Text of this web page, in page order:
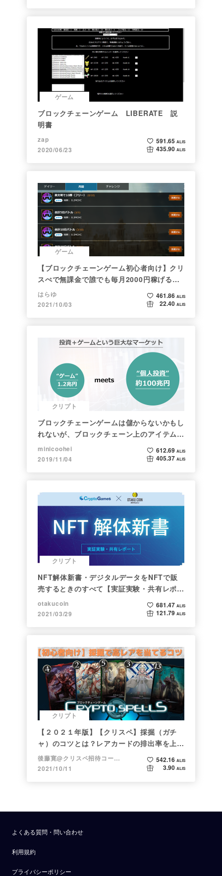
ゲーム
ブロックチェーンゲーム LIBERATE 説
明書
zap
2020/06/23
591.65 ALIS
435.90 ALIS
ゲーム
【ブロックチェーンゲーム初心者向け】クリ
スぺで無課金で誰でも毎月2000円稼げる時
代がきた
はらゆ
2021/10/03
461.86 ALIS
22.40 ALIS
クリプト
ブロックチェーンゲームは儲からないかもし
れないが、ブロックチェーン上のアイテムは
新しい形の投資になる。(読了:５分)
minicoohei
2019/11/04
612.69 ALIS
405.37 ALIS
クリプト
NFT解体新書・デジタルデータをNFTで販
売するときのすべて【実証実験・共有レポー
ト】
otakucoin
2021/03/29
681.47 ALIS
121.79 ALIS
クリプト
【２０２１年版】【クリスペ】採掘（ガチ
ャ）のコツとは？レアカードの排出率を上げ
る方法【初心者向け】
後藤寛@クリスペ招待コード→LHiH
2021/10/11
542.16 ALIS
3.90 ALIS
よくある質問・問い合わせ
利用規約
プライバシーポリシー